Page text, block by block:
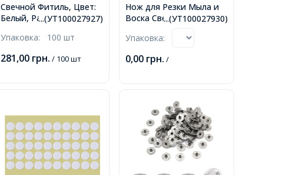
...(УТ100027927)
Свечной Фитиль, Цвет:
Белый, Размер:
Упаковка: 100 шт
281,00 грн. / 100 шт
...(УТ100027930)
Нож для Резки Мыла и
Воска Свечей,
Размер: 302х125х25мм,
Ширина 0.4мм, Кольцо:
Упаковка:
0,00 грн. /